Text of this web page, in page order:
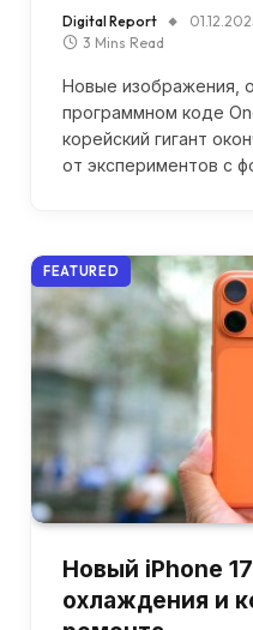
Digital Report
3 Mins Read
Новые изображения,
программном коде
корейский гигант
от экспериментов с
FEATURED
Новый iPhone
охлаждения и